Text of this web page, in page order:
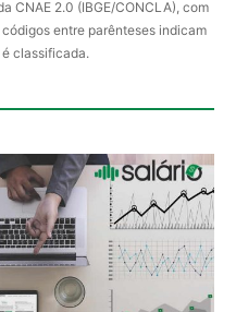
CNAE 2.0 (IBGE/CONCLA), com
entre parênteses indicam
classificada.